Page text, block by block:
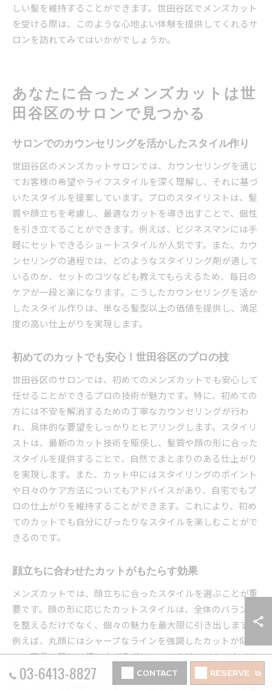
しい髪を維持することができます。世田谷区でメンズカット
を受ける際は、このような心地よい体験を提供してくれるサ
ロンを訪れてみてはいかがでしょうか。
あなたに合ったメンズカットは世
田谷区のサロンで見つかる
サロンでのカウンセリングを活かしたスタイル作り
世田谷区のメンズカットサロンでは、カウンセリングを通じ
てお客様の希望やライフスタイルを深く理解し、それに基づ
いたスタイルを提案しています。プロのスタイリストは、髪
質や顔立ちを考慮し、最適なカットを導き出すことで、個性
を引き立てることができます。例えば、ビジネスマンには手
軽にセットできるショートスタイルが人気です。また、カウ
ンセリングの過程では、どのようなスタイリング剤が適して
いるのか、セットのコツなども教えてもらえるため、毎日の
ケアが一段と楽になります。こうしたカウンセリングを活か
したスタイル作りは、単なる髪型以上の価値を提供し、満足
度の高い仕上がりを実現します。
初めてのカットでも安心！世田谷区のプロの技
世田谷区のサロンでは、初めてのメンズカットでも安心して
任せることができるプロの技術が魅力です。特に、初めての
方には不安を解消するための丁寧なカウンセリングが行わ
れ、具体的な要望をしっかりとヒアリングします。スタイリ
ストは、最新のカット技術を駆使し、髪質や顔の形に合った
スタイルを提供することで、自然でまとまりのある仕上がり
を実現します。また、カット中にはスタイリングのポイント
や日々のケア方法についてもアドバイスがあり、自宅でもプ
ロの仕上がりを維持することができます。これにより、初め
てのカットでも自分にぴったりなスタイルを楽しむことがで
きるのです。
顔立ちに合わせたカットがもたらす効果
メンズカットでは、顔立ちに合ったスタイルを選ぶことが重
要です。顔の形に応じたカットスタイルは、全体のバランス
を整えるだけでなく、個々の魅力を最大限に引き出します。
例えば、丸顔にはシャープなラインを強調したカットが似合
い、面長の顔には横に広がるボリュームを持たせたスタイル
が効果的です。世田谷区のサロンでは、プロのスタイリスト
が一人ひとりの顔立ちを見極め、最適なメンズカットを提案
03-6413-8827 CONTACT RESERVE